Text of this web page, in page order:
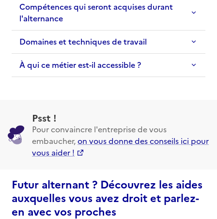
Compétences qui seront acquises durant
l'alternance
Domaines et techniques de travail
À qui ce métier est-il accessible ?
Psst !
Pour convaincre l'entreprise de vous
embaucher,on vous donne des conseils ici pour
vous aider !
Futur alternant ? Découvrez les aides
auxquelles vous avez droit et parlez-
en avec vos proches